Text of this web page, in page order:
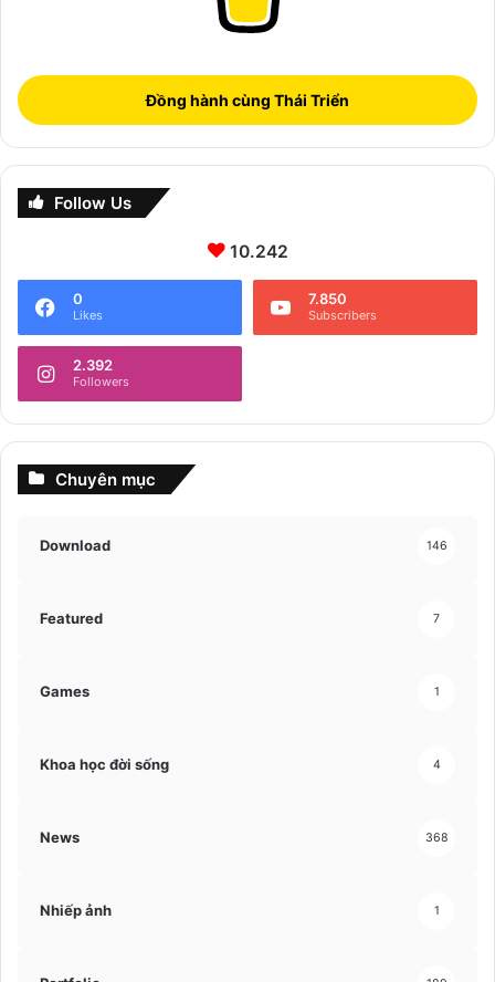
Đồng hành cùng Thái Triển
Follow Us
10.242
0
Likes
7.850
Subscribers
2.392
Followers
Chuyên mục
Download 146
Featured 7
Games 1
Khoa học đời sống 4
News 368
Nhiếp ảnh 1